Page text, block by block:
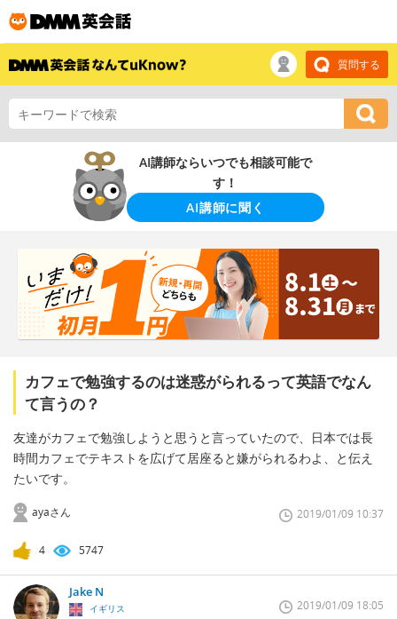
質問する
AI講師ならいつでも相談可能で
す！
AI講師に聞く
カフェで勉強するのは迷惑がられるって英語でなん
て言うの？
友達がカフェで勉強しようと思うと言っていたので、日本では長
時間カフェでテキストを広げて居座ると嫌がられるわよ、と伝え
たいです。
ayaさん 2019/01/09 10:37
4 5747
Jake N
イギリス 2019/01/09 18:05